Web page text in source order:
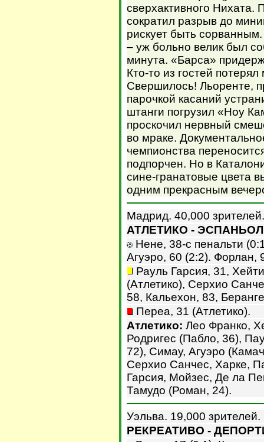
сверхактивного Нихата.
сократил разрыв до
рискует быть
– уж больно велик был
минута. «Барса»
Кто-то из гостей
Свершилось! Льоренте,
парочкой касаний
штанги погрузил «Ноу
проскочил нервный
во мраке.
чемпионства
подпорчен. Но в
сине-гранатовые цвета
одним прекрасным
Мадрид. 40,000 зрителей.
АТЛЕТИКО - ЭСПАНЬОЛ
Нене, 38-с пенальти
Агуэро, 60 (2:2). Форлан,
Рауль Гарсия, 31,
(Атлетико), Серхио
58, Кальехон, 83,
Переа, 31 (Атлетико).
Атлетико: Лео Франко,
Родригес (Пабло, 36),
72), Симау, Агуэро
Серхио Санчес, Харке,
Гарсия, Мойзес, Де ла
Тамудо (Роман, 24).
Уэльва. 19,000 зрителей.
РЕКРЕАТИВО -